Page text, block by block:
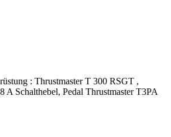
: Thrustmaster T 300 RSGT ,
A Schalthebel, Pedal Thrustmaster T3PA